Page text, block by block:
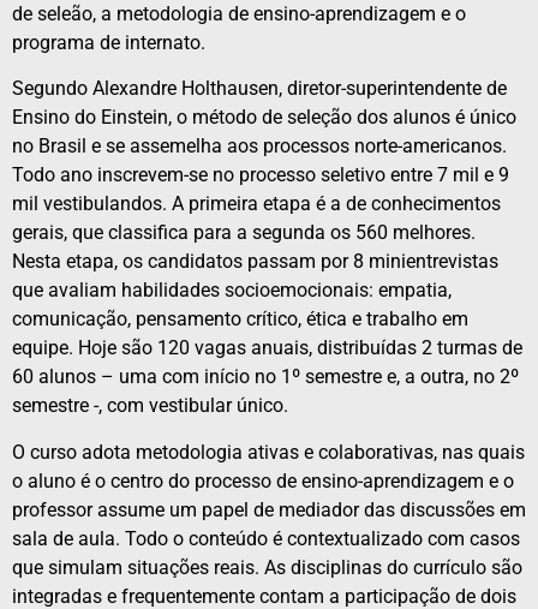
de seleão, a metodologia de ensino-aprendizagem e o
programa de internato.
Segundo Alexandre Holthausen, diretor-superintendente de
Ensino do Einstein, o método de seleção dos alunos é único
no Brasil e se assemelha aos processos norte-americanos.
Todo ano inscrevem-se no processo seletivo entre 7 mil e 9
mil vestibulandos. A primeira etapa é a de conhecimentos
gerais, que classifica para a segunda os 560 melhores.
Nesta etapa, os candidatos passam por 8 minientrevistas
que avaliam habilidades socioemocionais: empatia,
comunicação, pensamento crítico, ética e trabalho em
equipe. Hoje são 120 vagas anuais, distribuídas 2 turmas de
60 alunos – uma com início no 1º semestre e, a outra, no 2º
semestre -, com vestibular único.
O curso adota metodologia ativas e colaborativas, nas quais
o aluno é o centro do processo de ensino-aprendizagem e o
professor assume um papel de mediador das discussões em
sala de aula. Todo o conteúdo é contextualizado com casos
que simulam situações reais. As disciplinas do currículo são
integradas e frequentemente contam a participação de dois